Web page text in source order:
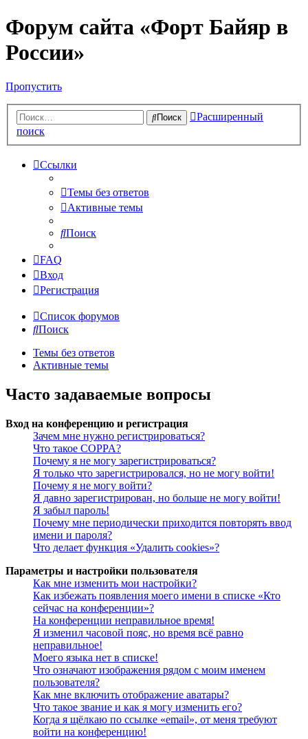
Форум сайта «Форт Байяр в
России»
Пропустить
Поиск
Расширенный
поиск
Ссылки
Темы без ответов
Активные темы
Поиск
FAQ
Вход
Регистрация
Список форумов
Поиск
Темы без ответов
Активные темы
Часто задаваемые вопросы
Вход на конференцию и регистрация
Зачем мне нужно регистрироваться?
Что такое COPPA?
Почему я не могу зарегистрироваться?
Я только что зарегистрировался, но не могу войти!
Почему я не могу войти?
Я давно зарегистрирован, но больше не могу войти!
Я забыл пароль!
Почему мне периодически приходится повторять ввод
имени и пароля?
Что делает функция «Удалить cookies»?
Параметры и настройки пользователя
Как мне изменить мои настройки?
Как избежать появления моего имени в списке «Кто
сейчас на конференции»?
На конференции неправильное время!
Я изменил часовой пояс, но время всё равно
неправильное!
Моего языка нет в списке!
Что означают изображения рядом с моим именем
пользователя?
Как мне включить отображение аватары?
Что такое звание и как я могу изменить его?
Когда я щёлкаю по ссылке «email», от меня требуют
войти на конференцию!